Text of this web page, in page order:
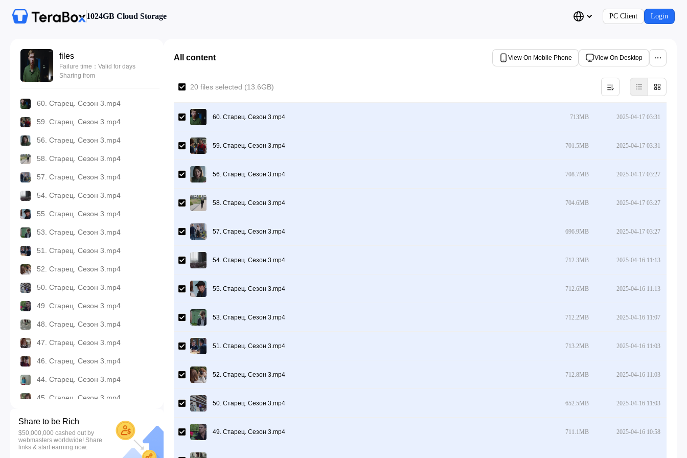
1024GB Cloud Storage PC Client Login
files
Failure time：Valid for days
Sharing from
60. Старец. Сезон 3.mp4
59. Старец. Сезон 3.mp4
56. Старец. Сезон 3.mp4
58. Старец. Сезон 3.mp4
57. Старец. Сезон 3.mp4
54. Старец. Сезон 3.mp4
55. Старец. Сезон 3.mp4
53. Старец. Сезон 3.mp4
51. Старец. Сезон 3.mp4
52. Старец. Сезон 3.mp4
50. Старец. Сезон 3.mp4
49. Старец. Сезон 3.mp4
48. Старец. Сезон 3.mp4
47. Старец. Сезон 3.mp4
46. Старец. Сезон 3.mp4
44. Старец. Сезон 3.mp4
45. Старец. Сезон 3.mp4
42. Старец. Сезон 3.mp4
41. Старец. Сезон 3.mp4
43. Старец. Сезон 3.mp4
Share to be Rich
$50,000,000 cashed out by
webmasters worldwide! Share
links & start earning now.
All content View On Mobile Phone View On Desktop
20 files selected (13.6GB)
60. Старец. Сезон 3.mp4 713MB 2025-04-17 03:31
59. Старец. Сезон 3.mp4 701.5MB 2025-04-17 03:31
56. Старец. Сезон 3.mp4 708.7MB 2025-04-17 03:27
58. Старец. Сезон 3.mp4 704.6MB 2025-04-17 03:27
57. Старец. Сезон 3.mp4 696.9MB 2025-04-17 03:27
54. Старец. Сезон 3.mp4 712.3MB 2025-04-16 11:13
55. Старец. Сезон 3.mp4 712.6MB 2025-04-16 11:13
53. Старец. Сезон 3.mp4 712.2MB 2025-04-16 11:07
51. Старец. Сезон 3.mp4 713.2MB 2025-04-16 11:03
52. Старец. Сезон 3.mp4 712.8MB 2025-04-16 11:03
50. Старец. Сезон 3.mp4 652.5MB 2025-04-16 11:03
49. Старец. Сезон 3.mp4 711.1MB 2025-04-16 10:58